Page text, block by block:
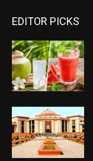
EDITOR PICKS